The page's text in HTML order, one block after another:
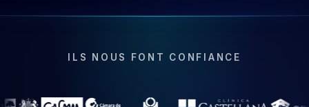
ILS NOUS FONT CONFIANCE